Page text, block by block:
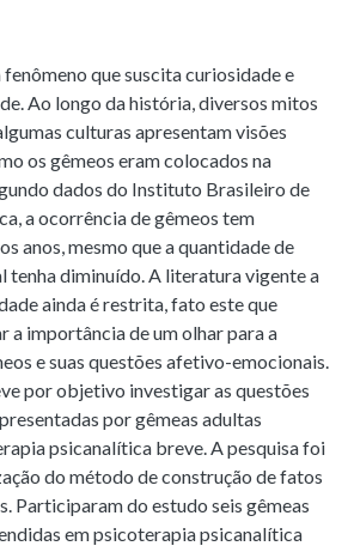
que suscita curiosidade e
Ao longo da história, diversos mitos
culturas apresentam visões
os gêmeos eram colocados na
dados do Instituto Brasileiro de
a ocorrência de gêmeos tem
anos, mesmo que a quantidade de
tenha diminuído. A literatura vigente a
ainda é restrita, fato este que
a importância de um olhar para a
e suas questões afetivo-emocionais.
por objetivo investigar as questões
por gêmeas adultas
psicanalítica breve. A pesquisa foi
do método de construção de fatos
Participaram do estudo seis gêmeas
em psicoterapia psicanalítica